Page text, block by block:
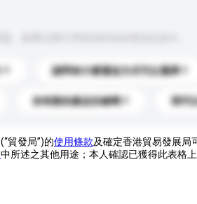
請問有什麼運送方式可以選擇？
你有新的產品目錄嗎？ 我可
貿發局”)的使用條款及確定香港貿易發展局
中所述之其他用途；本人確認已獲得此表格